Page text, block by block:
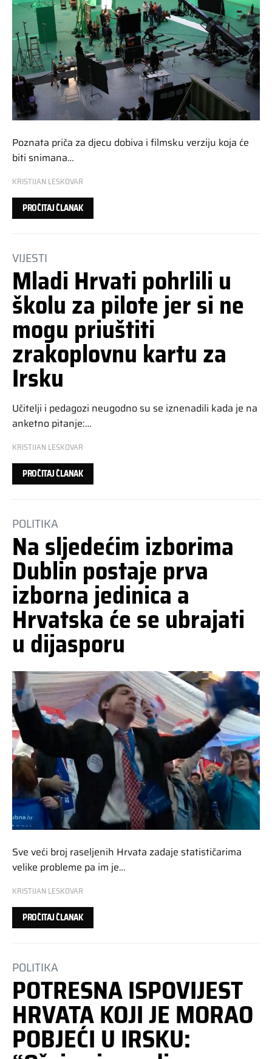
Poznata priča za djecu dobiva i filmsku verziju koja će
biti snimana…
KRISTIJAN LESKOVAR
PROČITAJ ČLANAK
VIJESTI
Mladi Hrvati pohrlili u
školu za pilote jer si ne
mogu priuštiti
zrakoplovnu kartu za
Irsku
Učitelji i pedagozi neugodno su se iznenadili kada je na
anketno pitanje:…
KRISTIJAN LESKOVAR
PROČITAJ ČLANAK
POLITIKA
Na sljedećim izborima
Dublin postaje prva
izborna jedinica a
Hrvatska će se ubrajati
u dijasporu
Sve veći broj raseljenih Hrvata zadaje statističarima
velike probleme pa im je…
KRISTIJAN LESKOVAR
PROČITAJ ČLANAK
POLITIKA
POTRESNA ISPOVIJEST
HRVATA KOJI JE MORAO
POBJEĆI U IRSKU: